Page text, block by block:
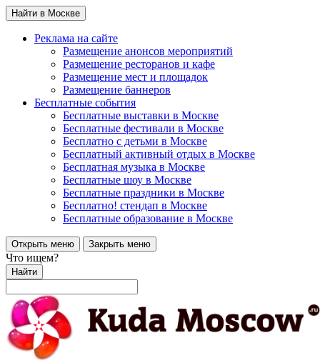
Найти в Москве
Реклама на сайте
Размещение анонсов мероприятий
Размещение ресторанов и кафе
Размещение мест и площадок
Размещение баннеров
Бесплатные события
Бесплатные выставки в Москве
Бесплатные фестивали в Москве
Бесплатно с детьми в Москве
Бесплатный активный отдых в Москве
Бесплатная музыка в Москве
Бесплатные шоу в Москве
Бесплатные праздники в Москве
Бесплатно! стендап в Москве
Бесплатные образование в Москве
Открыть меню Закрыть меню
Что ищем?
Найти